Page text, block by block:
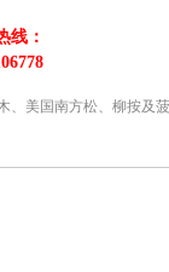
线：
、美国南方松、柳按及菠